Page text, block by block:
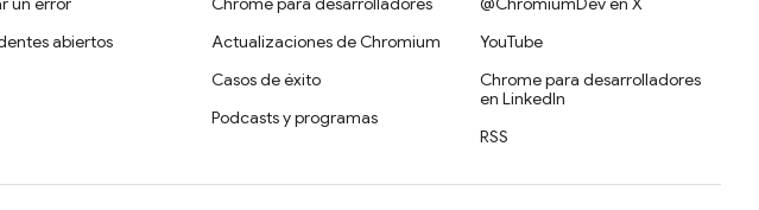
abiertos
Actualizaciones de Chromium
Casos de éxito
Podcasts y programas
YouTube
Chrome para desarrolladores
en LinkedIn
RSS